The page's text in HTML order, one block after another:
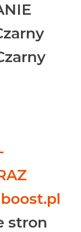
stron